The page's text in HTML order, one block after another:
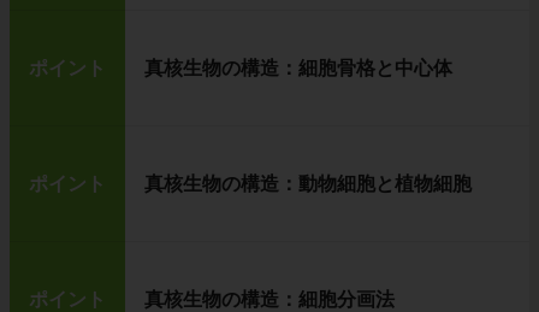
ポイント 真核生物の構造：細胞骨格と中心体
ポイント 真核生物の構造：動物細胞と植物細胞
ポイント 真核生物の構造：細胞分画法